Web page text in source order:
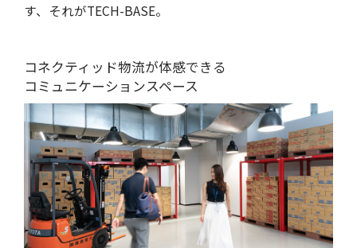
す、それがTECH-BASE。
コネクティッド物流が体感できる
コミュニケーションスペース